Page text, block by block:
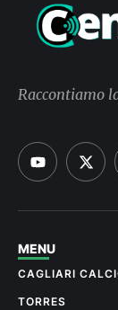
Raccontiamo
MENU
CAGLIARI
TORRES